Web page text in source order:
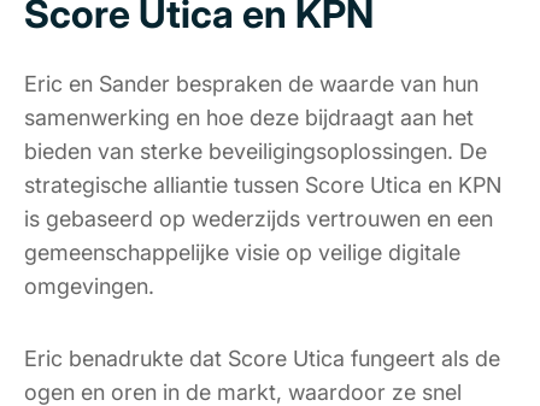
Score Utica en KPN
Eric en Sander bespraken de waarde van hun
samenwerking en hoe deze bijdraagt aan het
bieden van sterke beveiligingsoplossingen. De
strategische alliantie tussen Score Utica en KPN
is gebaseerd op wederzijds vertrouwen en een
gemeenschappelijke visie op veilige digitale
omgevingen.
Eric benadrukte dat Score Utica fungeert als de
ogen en oren in de markt, waardoor ze snel